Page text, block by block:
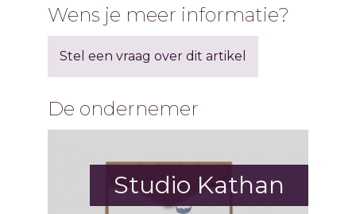
Wens je meer informatie?
Stel een vraag over dit artikel
De ondernemer
Studio Kathan